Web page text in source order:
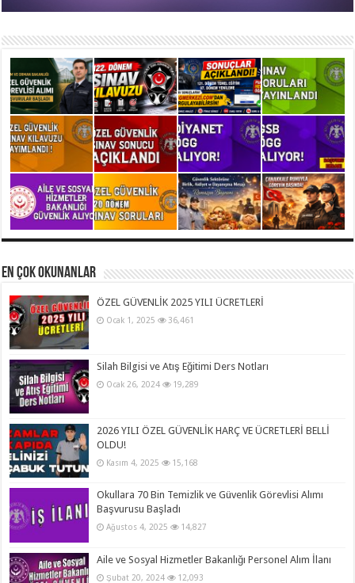
En Çok Okunanlar
ÖZEL GÜVENLİK 2025 YILI ÜCRETLERİ
Ocak 1, 2025 36,461
Silah Bilgisi ve Atış Eğitimi Ders Notları
Ocak 26, 2024 19,289
2026 YILI ÖZEL GÜVENLİK HARÇ VE ÜCRETLERİ BELLİ
OLDU!
Kasım 4, 2025 15,168
Okullara 70 Bin Temizlik ve Güvenlik Görevlisi Alımı
Başvurusu Başladı
Ağustos 4, 2025 14,827
Aile ve Sosyal Hizmetler Bakanlığı Personel Alım İlanı
Şubat 20, 2024 12,093